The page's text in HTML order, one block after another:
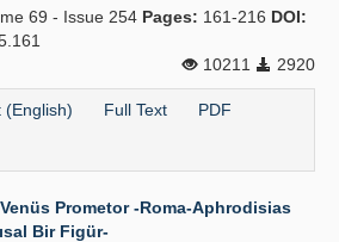
69 - Issue 254 Pages: 161-216 DOI:
10211
2920
(English) Full Text PDF
Prometor -Roma-Aphrodisias
Bir Figür-